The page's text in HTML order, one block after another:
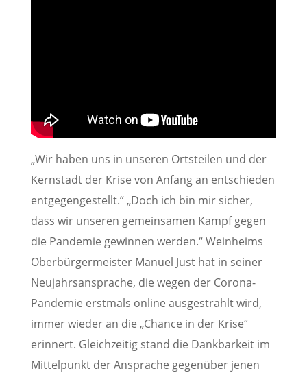
„Wir haben uns in unseren Ortsteilen und der
Kernstadt der Krise von Anfang an entschieden
entgegengestellt.“ „Doch ich bin mir sicher,
dass wir unseren gemeinsamen Kampf gegen
die Pandemie gewinnen werden.“ Weinheims
Oberbürgermeister Manuel Just hat in seiner
Neujahrsansprache, die wegen der Corona-
Pandemie erstmals online ausgestrahlt wird,
immer wieder an die „Chance in der Krise“
erinnert. Gleichzeitig stand die Dankbarkeit im
Mittelpunkt der Ansprache gegenüber jenen